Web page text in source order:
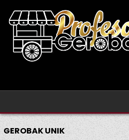
content
GEROBAK UNIK